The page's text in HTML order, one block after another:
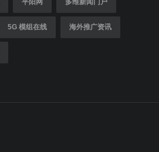
5G 模组在线 海外推广资讯